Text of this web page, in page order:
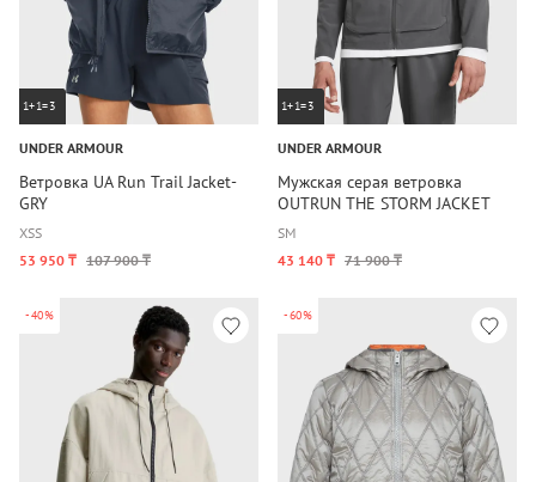
1+1=3
UNDER ARMOUR
Ветровка UA Run Trail Jacket-
GRY
XSS
53 950 ₸ 107 900 ₸
1+1=3
UNDER ARMOUR
Мужская серая ветровка
OUTRUN THE STORM JACKET
SM
43 140 ₸ 71 900 ₸
-40% -60%